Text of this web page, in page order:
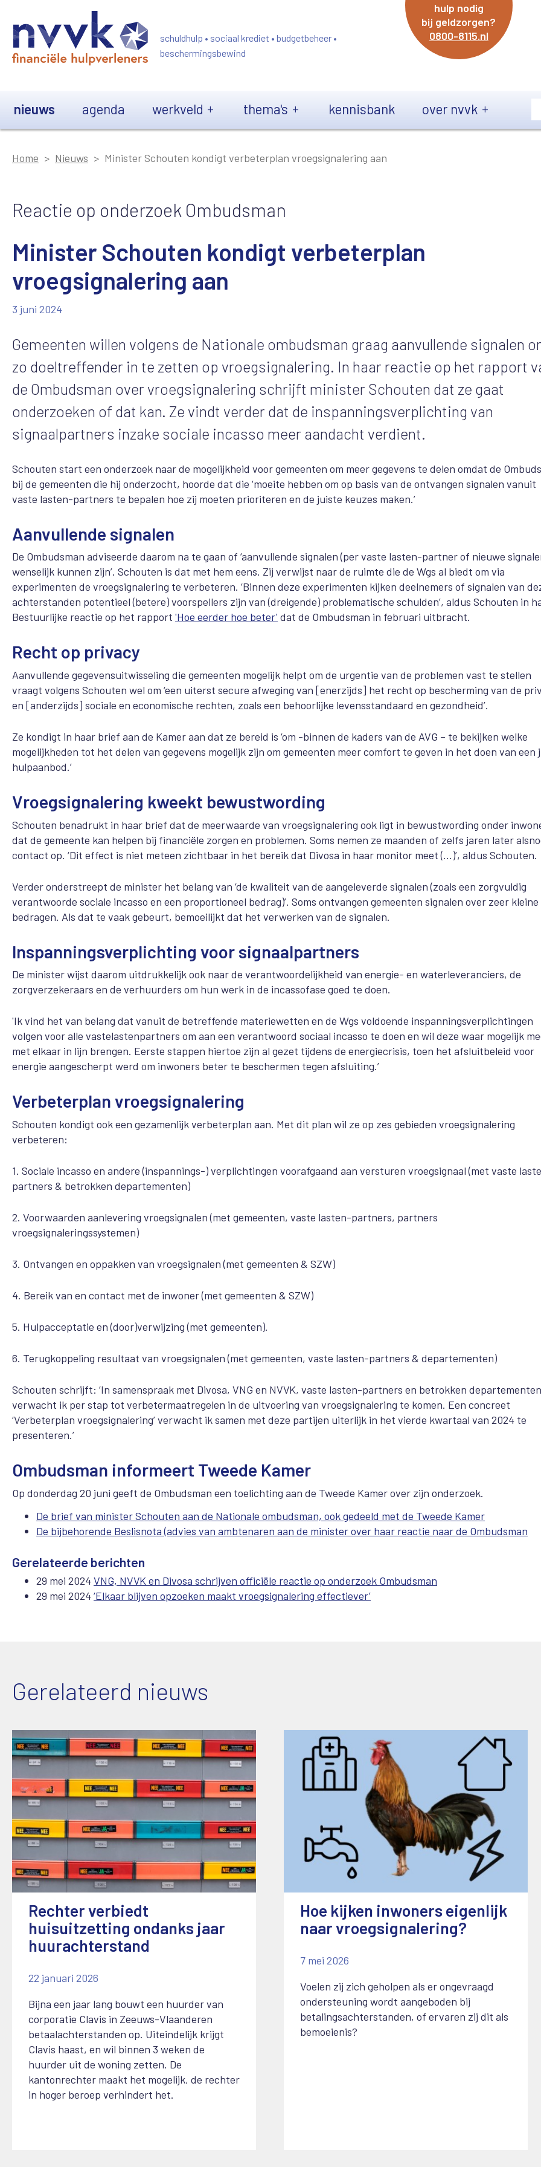
schuldhulp • sociaal krediet • budgetbeheer •
beschermingsbewind
hulp nodig
bij geldzorgen?
0800-8115.nl
nieuws agenda werkveld thema's kennisbank over nvvk
Home Nieuws Minister Schouten kondigt verbeterplan vroegsignalering aan
Reactie op onderzoek Ombudsman
Minister Schouten kondigt verbeterplan
vroegsignalering aan
3 juni 2024
Gemeenten willen volgens de Nationale ombudsman graag aanvullende signalen
zo doeltreffender in te zetten op vroegsignalering. In haar reactie op het rapport
de Ombudsman over vroegsignalering schrijft minister Schouten dat ze gaat
onderzoeken of dat kan. Ze vindt verder dat de inspanningsverplichting van
signaalpartners inzake sociale incasso meer aandacht verdient.
Schouten start een onderzoek naar de mogelijkheid voor gemeenten om meer gegevens te delen omdat de
bij de gemeenten die hij onderzocht, hoorde dat die ‘moeite hebben om op basis van de ontvangen signalen vanuit
vaste lasten-partners te bepalen hoe zij moeten prioriteren en de juiste keuzes maken.’
Aanvullende signalen
De Ombudsman adviseerde daarom na te gaan of ‘aanvullende signalen (per vaste lasten-partner of nieuwe
wenselijk kunnen zijn’. Schouten is dat met hem eens. Zij verwijst naar de ruimte die de Wgs al biedt om via
experimenten de vroegsignalering te verbeteren. ‘Binnen deze experimenten kijken deelnemers of signalen van
achterstanden potentieel (betere) voorspellers zijn van (dreigende) problematische schulden’, aldus Schouten in
Bestuurlijke reactie op het rapport 'Hoe eerder hoe beter' dat de Ombudsman in februari uitbracht.
Recht op privacy
Aanvullende gegevensuitwisseling die gemeenten mogelijk helpt om de urgentie van de problemen vast te stellen
vraagt volgens Schouten wel om ‘een uiterst secure afweging van [enerzijds] het recht op bescherming van de
en [anderzijds] sociale en economische rechten, zoals een behoorlijke levensstandaard en gezondheid’.
Ze kondigt in haar brief aan de Kamer aan dat ze bereid is ‘om -binnen de kaders van de AVG – te bekijken welke
mogelijkheden tot het delen van gegevens mogelijk zijn om gemeenten meer comfort te geven in het doen van een
hulpaanbod.’
Vroegsignalering kweekt bewustwording
Schouten benadrukt in haar brief dat de meerwaarde van vroegsignalering ook ligt in bewustwording onder
dat de gemeente kan helpen bij financiële zorgen en problemen. Soms nemen ze maanden of zelfs jaren later
contact op. ‘Dit effect is niet meteen zichtbaar in het bereik dat Divosa in haar monitor meet (...)’, aldus Schouten.
Verder onderstreept de minister het belang van ‘de kwaliteit van de aangeleverde signalen (zoals een zorgvuldig
verantwoorde sociale incasso en een proportioneel bedrag)’. Soms ontvangen gemeenten signalen over zeer kleine
bedragen. Als dat te vaak gebeurt, bemoeilijkt dat het verwerken van de signalen.
Inspanningsverplichting voor signaalpartners
De minister wijst daarom uitdrukkelijk ook naar de verantwoordelijkheid van energie- en waterleveranciers, de
zorgverzekeraars en de verhuurders om hun werk in de incassofase goed te doen.
'Ik vind het van belang dat vanuit de betreffende materiewetten en de Wgs voldoende inspanningsverplichtingen
volgen voor alle vastelastenpartners om aan een verantwoord sociaal incasso te doen en wil deze waar mogelijk
met elkaar in lijn brengen. Eerste stappen hiertoe zijn al gezet tijdens de energiecrisis, toen het afsluitbeleid voor
energie aangescherpt werd om inwoners beter te beschermen tegen afsluiting.’
Verbeterplan vroegsignalering
Schouten kondigt ook een gezamenlijk verbeterplan aan. Met dit plan wil ze op zes gebieden vroegsignalering
verbeteren:
1. Sociale incasso en andere (inspannings-) verplichtingen voorafgaand aan versturen vroegsignaal (met vaste
partners & betrokken departementen)
2. Voorwaarden aanlevering vroegsignalen (met gemeenten, vaste lasten-partners, partners
vroegsignaleringssystemen)
3. Ontvangen en oppakken van vroegsignalen (met gemeenten & SZW)
4. Bereik van en contact met de inwoner (met gemeenten & SZW)
5. Hulpacceptatie en (door)verwijzing (met gemeenten).
6. Terugkoppeling resultaat van vroegsignalen (met gemeenten, vaste lasten-partners & departementen)
Schouten schrijft: ‘In samenspraak met Divosa, VNG en NVVK, vaste lasten-partners en betrokken departementen
verwacht ik per stap tot verbetermaatregelen in de uitvoering van vroegsignalering te komen. Een concreet
‘Verbeterplan vroegsignalering’ verwacht ik samen met deze partijen uiterlijk in het vierde kwartaal van 2024 te
presenteren.’
Ombudsman informeert Tweede Kamer
Op donderdag 20 juni geeft de Ombudsman een toelichting aan de Tweede Kamer over zijn onderzoek.
De brief van minister Schouten aan de Nationale ombudsman, ook gedeeld met de Tweede Kamer
De bijbehorende Beslisnota (advies van ambtenaren aan de minister over haar reactie naar de Ombudsman
Gerelateerde berichten
29 mei 2024VNG, NVVK en Divosa schrijven officiële reactie op onderzoek Ombudsman
29 mei 2024‘Elkaar blijven opzoeken maakt vroegsignalering effectiever’
Gerelateerd nieuws
Rechter verbiedt
huisuitzetting ondanks jaar
huurachterstand
22 januari 2026
Bijna een jaar lang bouwt een huurder van
corporatie Clavis in Zeeuws-Vlaanderen
betaalachterstanden op. Uiteindelijk krijgt
Clavis haast, en wil binnen 3 weken de
huurder uit de woning zetten. De
kantonrechter maakt het mogelijk, de rechter
in hoger beroep verhindert het.
Hoe kijken inwoners eigenlijk
naar vroegsignalering?
7 mei 2026
Voelen zij zich geholpen als er ongevraagd
ondersteuning wordt aangeboden bij
betalingsachterstanden, of ervaren zij dit als
bemoeienis?